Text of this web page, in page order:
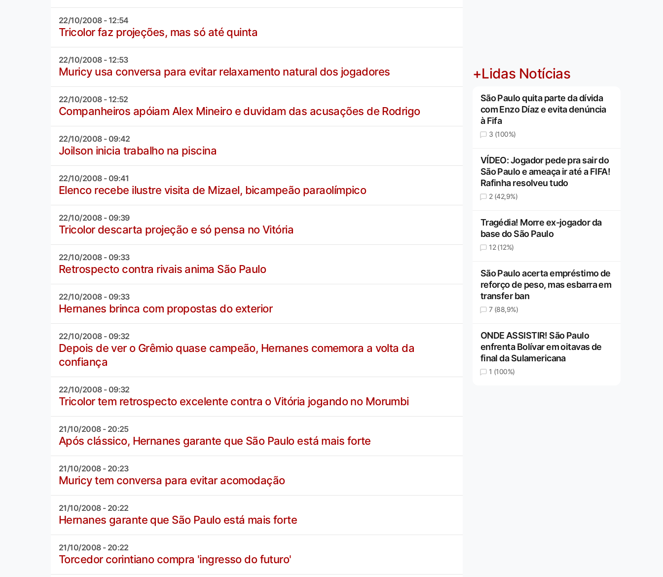
22/10/2008 - 12:54
Tricolor faz projeções, mas só até quinta
22/10/2008 - 12:53
Muricy usa conversa para evitar relaxamento natural dos jogadores
22/10/2008 - 12:52
Companheiros apóiam Alex Mineiro e duvidam das acusações de Rodrigo
22/10/2008 - 09:42
Joilson inicia trabalho na piscina
22/10/2008 - 09:41
Elenco recebe ilustre visita de Mizael, bicampeão paraolímpico
22/10/2008 - 09:39
Tricolor descarta projeção e só pensa no Vitória
22/10/2008 - 09:33
Retrospecto contra rivais anima São Paulo
22/10/2008 - 09:33
Hernanes brinca com propostas do exterior
22/10/2008 - 09:32
Depois de ver o Grêmio quase campeão, Hernanes comemora a volta da
confiança
22/10/2008 - 09:32
Tricolor tem retrospecto excelente contra o Vitória jogando no Morumbi
21/10/2008 - 20:25
Após clássico, Hernanes garante que São Paulo está mais forte
21/10/2008 - 20:23
Muricy tem conversa para evitar acomodação
21/10/2008 - 20:22
Hernanes garante que São Paulo está mais forte
21/10/2008 - 20:22
Torcedor corintiano compra 'ingresso do futuro'
+Lidas Notícias
São Paulo quita parte da dívida
com Enzo Díaz e evita denúncia
à Fifa
3 (100%)
VÍDEO: Jogador pede pra sair do
São Paulo e ameaça ir até a FIFA!
Rafinha resolveu tudo
2 (42,9%)
Tragédia! Morre ex-jogador da
base do São Paulo
12 (12%)
São Paulo acerta empréstimo de
reforço de peso, mas esbarra em
transfer ban
7 (88,9%)
ONDE ASSISTIR! São Paulo
enfrenta Bolívar em oitavas de
final da Sulamericana
1 (100%)